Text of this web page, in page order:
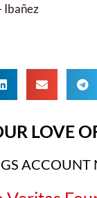
Ibañez
LOVE
ACCOUNT